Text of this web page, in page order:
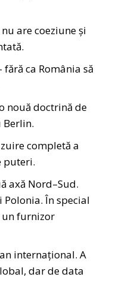
are coeziune și
ca România să
nouă doctrină de
Berlin.
completă a
puteri.
axă Nord–Sud.
În special
un furnizor
internațional. A
dar de data